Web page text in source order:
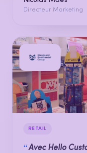
Directeur Marketing
RETAIL
“Avec Hello